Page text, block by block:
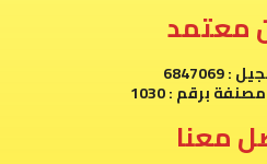
معتمد
برقم : 1030
معنا